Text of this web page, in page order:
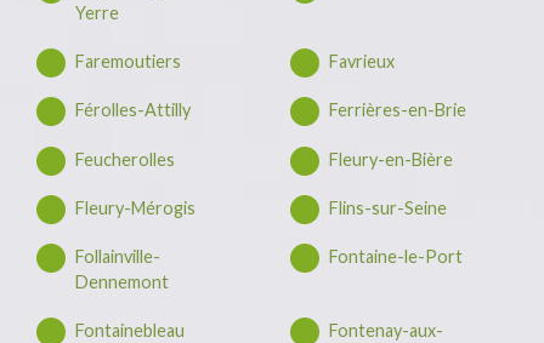
Yerre
Faremoutiers Favrieux
Férolles-Attilly Ferrières-en-Brie
Feucherolles Fleury-en-Bière
Fleury-Mérogis Flins-sur-Seine
Follainville-
Dennemont
Fontaine-le-Port
Fontainebleau
Fontenay-aux-